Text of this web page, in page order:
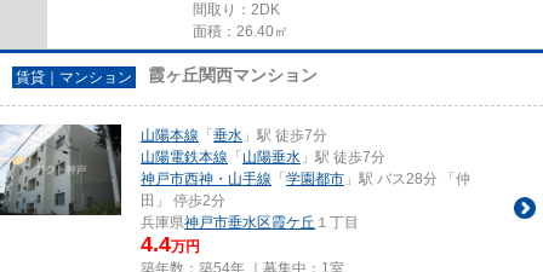
間取り：2DK
面積：26.40㎡
賃貸｜マンション 霞ヶ丘関西マンション
山陽本線 「 垂水 」駅 徒歩7分
山陽電鉄本線 「 山陽垂水 」駅 徒歩7分
神戸市西神・山手線 「 学園都市 」駅 バス28分 「仲
田」 停歩2分
兵庫県神戸市垂水区霞ケ丘 １丁目
4.4万円
築年数：築54年 ｜募集中： 1室